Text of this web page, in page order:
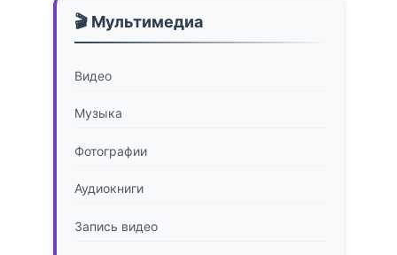
🎬 Мультимедиа
Видео
Музыка
Фотографии
Аудиокниги
Запись видео